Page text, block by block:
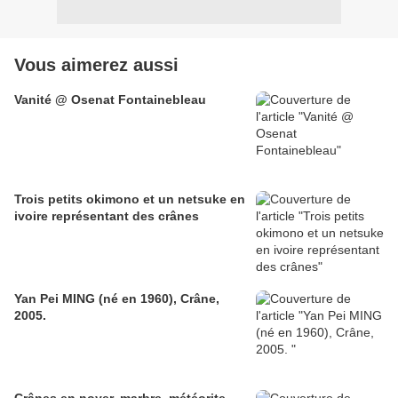
Vous aimerez aussi
Vanité @ Osenat Fontainebleau
Trois petits okimono et un netsuke en
ivoire représentant des crânes
Yan Pei MING (né en 1960), Crâne,
2005.